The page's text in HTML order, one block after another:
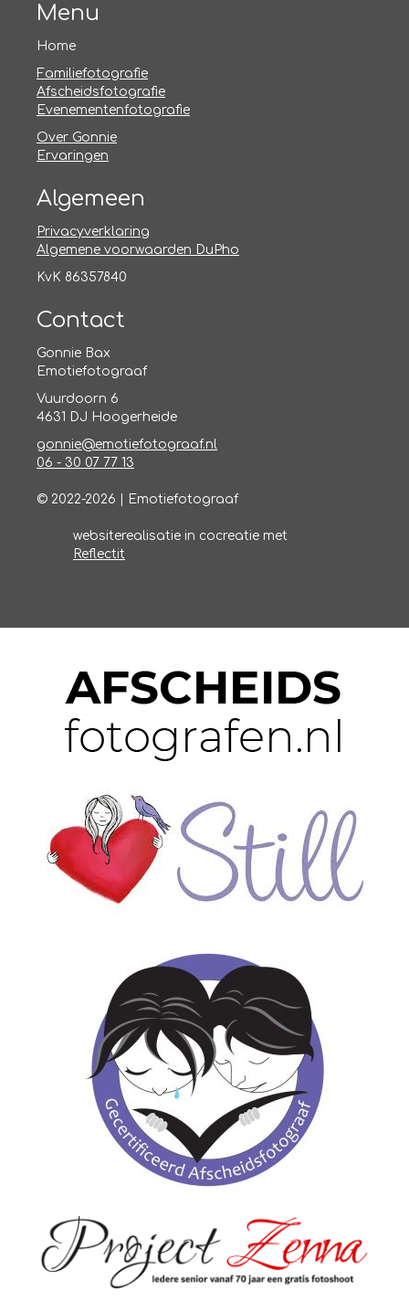
Menu
Home
Familiefotografie
Afscheidsfotografie
Evenementenfotografie
Over Gonnie
Ervaringen
Algemeen
Privacyverklaring
Algemene voorwaarden DuPho
KvK 86357840
Contact
Gonnie Bax
Emotiefotograaf
Vuurdoorn 6
4631 DJ Hoogerheide
gonnie@emotiefotograaf.nl
06 - 30 07 77 13
© 2022-2026 | Emotiefotograaf
websiterealisatie in cocreatie met
Reflectit